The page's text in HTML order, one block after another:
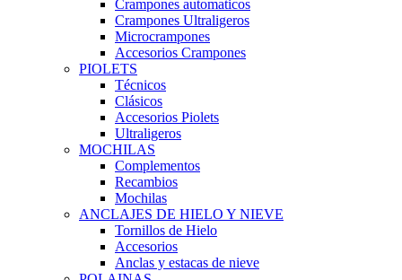
Crampones automaticos
Crampones Ultraligeros
Microcrampones
Accesorios Crampones
PIOLETS
Técnicos
Clásicos
Accesorios Piolets
Ultraligeros
MOCHILAS
Complementos
Recambios
Mochilas
ANCLAJES DE HIELO Y NIEVE
Tornillos de Hielo
Accesorios
Anclas y estacas de nieve